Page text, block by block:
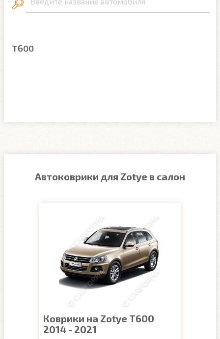
T600
Автоковрики для Zotye в салон
Коврики на Zotye T600
2014 - 2021